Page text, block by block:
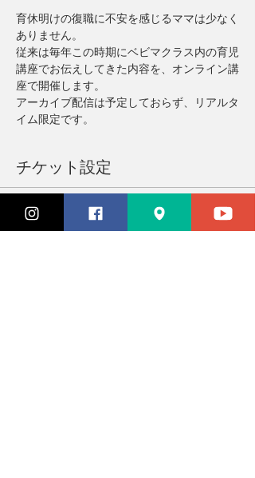
育休明けの復職に不安を感じるママは少なく
ありません。
従来は毎年この時期にベビマクラス内の育児
講座でお伝えしてきた内容を、オンライン講
座で開催します。
アーカイブ配信は予定しておらず、リアルタ
イム限定です。
チケット設定
販売終了